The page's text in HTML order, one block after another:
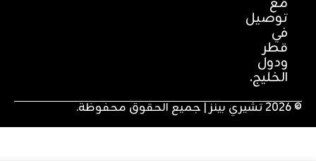
توصيل
قطر
ودول
الخليج.